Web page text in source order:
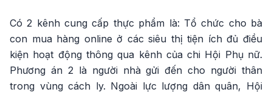
Có 2 kênh cung cấp thực phẩm là: Tổ chức cho bà
con mua hàng online ở các siêu thị tiện ích đủ điều
kiện hoạt động thông qua kênh của chi Hội Phụ nữ.
Phương án 2 là người nhà gửi đến cho người thân
trong vùng cách ly. Ngoài lực lượng dân quân, Hội